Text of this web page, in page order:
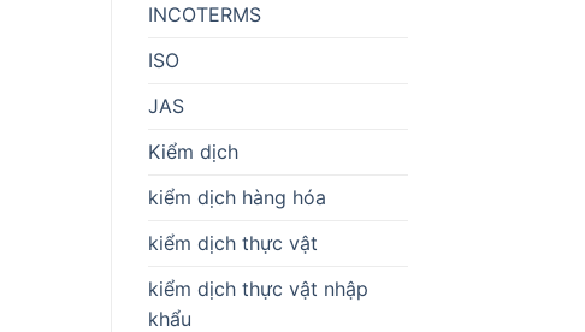
INCOTERMS
ISO
JAS
Kiểm dịch
kiểm dịch hàng hóa
kiểm dịch thực vật
kiểm dịch thực vật nhập
khẩu